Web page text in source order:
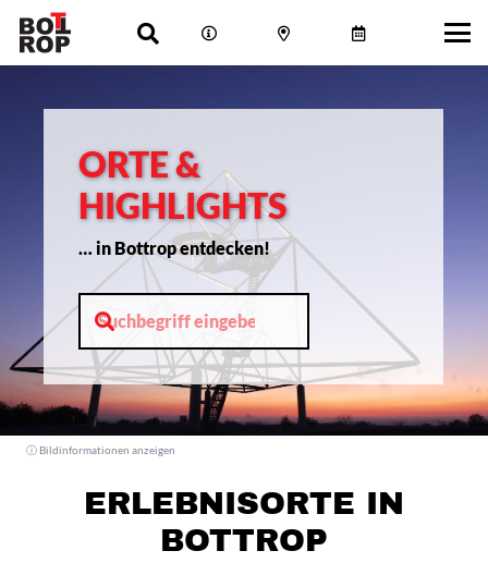
ORTE &
HIGHLIGHTS
… in Bottrop entdecken!
ⓘ Bildinformationen anzeigen
ERLEBNISORTE IN
BOTTROP